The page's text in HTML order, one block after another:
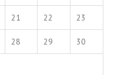
21 22 23
28 29 30